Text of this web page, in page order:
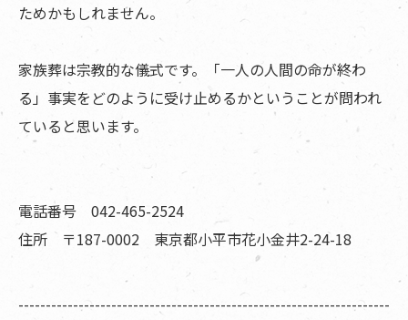
ためかもしれません。
家族葬は宗教的な儀式です。「一人の人間の命が終わ
る」事実をどのように受け止めるかということが問われ
ていると思います。
電話番号 042-465-2524
住所 〒187-0002 東京都小平市花小金井2-24-18
--------------------------------------------------------------------